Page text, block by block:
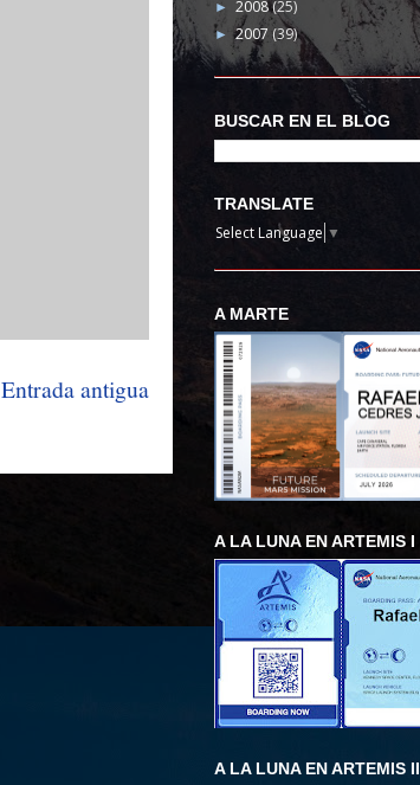
Entrada antigua
► 2008(25)
►2007 (39)
BUSCAR EN EL BLOG
TRANSLATE
Select Language ▼
A MARTE
A LA LUNA EN ARTEMIS I
A LA LUNA EN ARTEMIS II